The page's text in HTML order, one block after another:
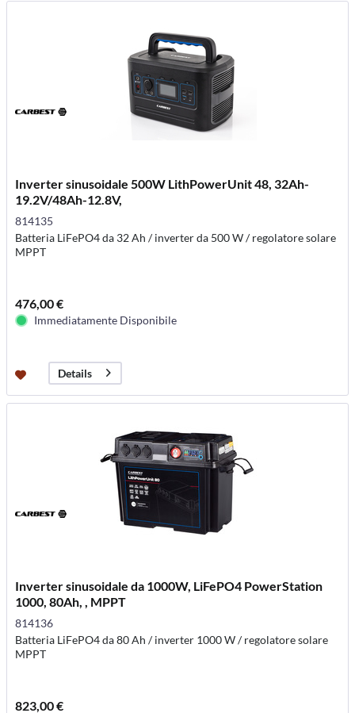
Inverter sinusoidale 500W LithPowerUnit 48, 32Ah-
19.2V/48Ah-12.8V,
814135
Batteria LiFePO4 da 32 Ah / inverter da 500 W / regolatore solare
MPPT
476,00 €
Immediatamente Disponibile
Details
Inverter sinusoidale da 1000W, LiFePO4 PowerStation
1000, 80Ah, , MPPT
814136
Batteria LiFePO4 da 80 Ah / inverter 1000 W / regolatore solare
MPPT
823,00 €